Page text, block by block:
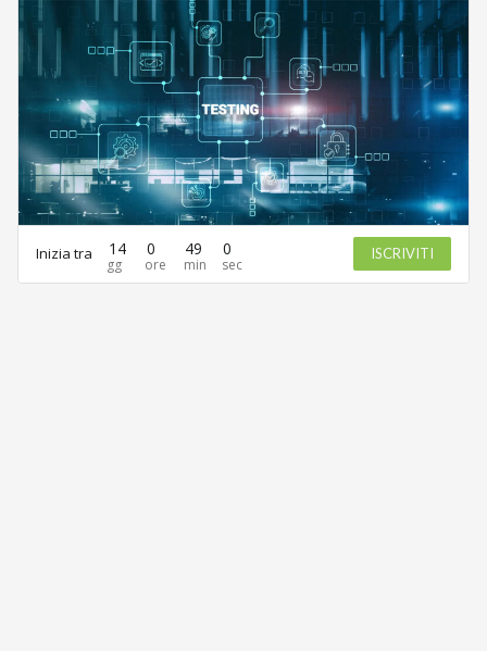
Inizia tra 14 0 49 0 ISCRIVITI